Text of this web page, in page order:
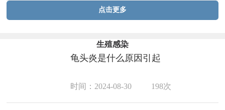
点击更多
生殖感染
龟头炎是什么原因引起
时间：2024-08-30 198次